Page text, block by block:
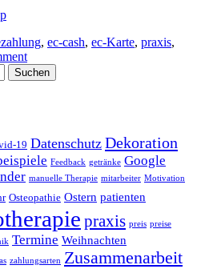
, ec-cash, ec-Karte, praxis,
19 Datenschutz Dekoration
Feedback getränke Google
manuelle Therapie mitarbeiter Motivation
Osteopathie Ostern patienten
praxis preis preise
Termine Weihnachten
zahlungsarten Zusammenarbeit